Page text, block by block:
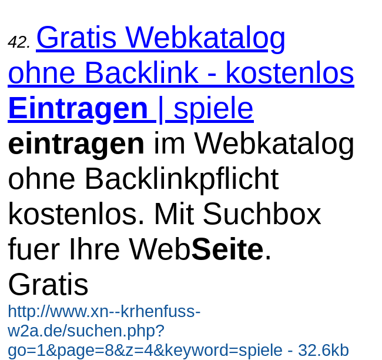
42. Gratis Webkatalog
ohne Backlink - kostenlos
Eintragen | spiele
eintragen im Webkatalog
ohne Backlinkpflicht
kostenlos. Mit Suchbox
fuer Ihre WebSeite.
Gratis
http://www.xn--krhenfuss-
w2a.de/suchen.php?
go=1&page=8&z=4&keyword=spiele - 32.6kb